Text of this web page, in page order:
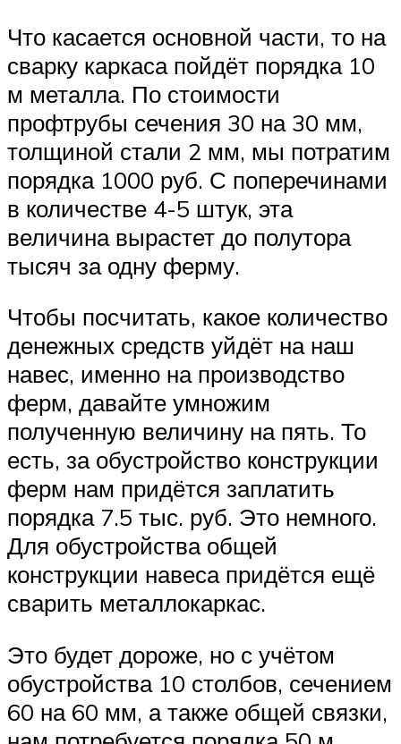
Что касается основной части, то на
сварку каркаса пойдёт порядка 10
м металла. По стоимости
профтрубы сечения 30 на 30 мм,
толщиной стали 2 мм, мы потратим
порядка 1000 руб. С поперечинами
в количестве 4-5 штук, эта
величина вырастет до полутора
тысяч за одну ферму.
Чтобы посчитать, какое количество
денежных средств уйдёт на наш
навес, именно на производство
ферм, давайте умножим
полученную величину на пять. То
есть, за обустройство конструкции
ферм нам придётся заплатить
порядка 7.5 тыс. руб. Это немного.
Для обустройства общей
конструкции навеса придётся ещё
сварить металлокаркас.
Это будет дороже, но с учётом
обустройства 10 столбов, сечением
60 на 60 мм, а также общей связки,